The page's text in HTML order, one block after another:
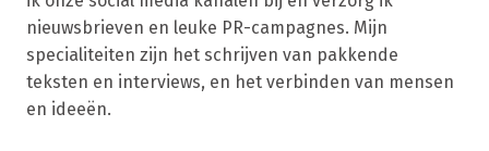
nieuwsbrieven en leuke PR-campagnes. Mijn
specialiteiten zijn het schrijven van pakkende
teksten en interviews, en het verbinden van mensen
en ideeën.